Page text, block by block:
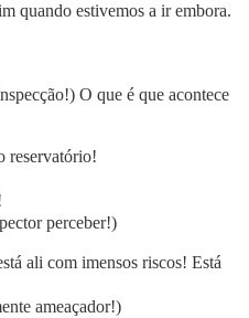
quando estivemos a ir embora.
O que é que acontece
reservatório!
perceber!)
ali com imensos riscos! Está
ameaçador!)